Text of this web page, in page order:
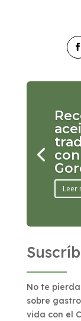
Leer
No te
sobre
vida con el